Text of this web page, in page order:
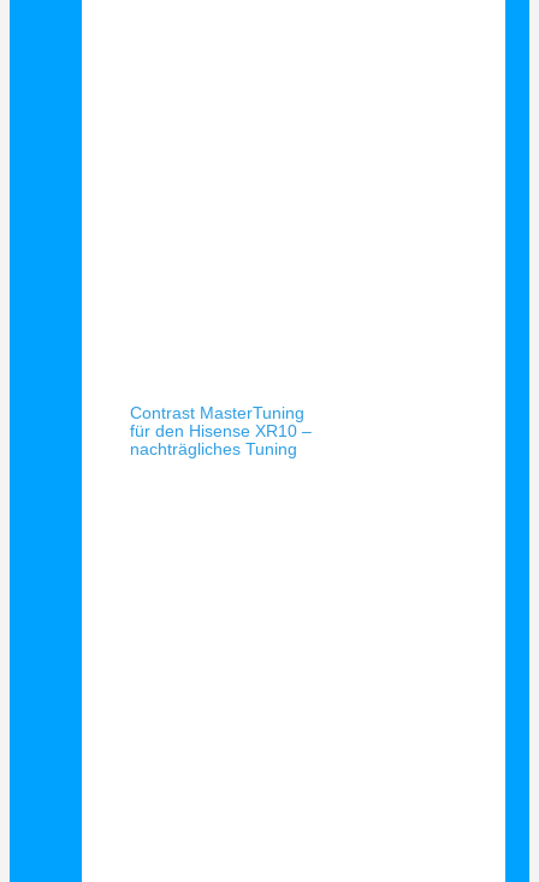
Contrast MasterTuning
für den Hisense XR10 –
nachträgliches Tuning